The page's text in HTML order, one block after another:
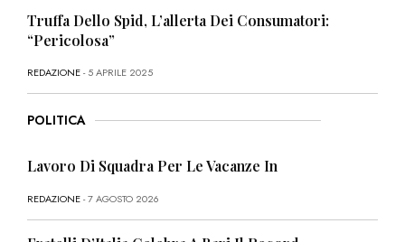
Truffa Dello Spid, L’allerta Dei Consumatori:
“Pericolosa”
REDAZIONE- 5 APRILE 2025
POLITICA
Lavoro Di Squadra Per Le Vacanze In
REDAZIONE- 7 AGOSTO 2026